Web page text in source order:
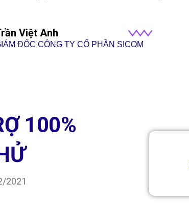
Việt Anh
ĐỐC CÔNG TY CỔ PHẦN SICOM
100%
2021